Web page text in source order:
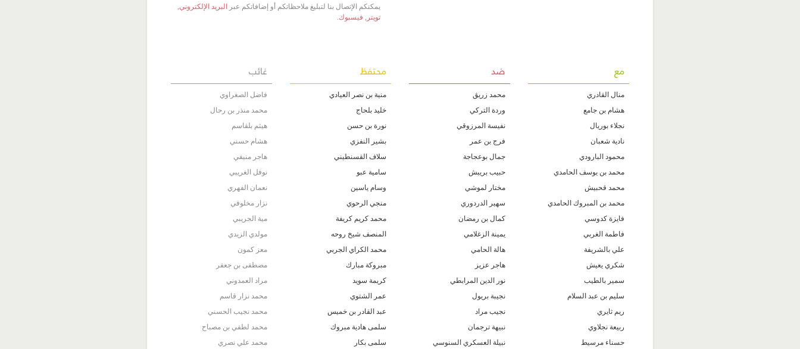
يمكنكم الإتصال بنا لتبليغ ملاحظاتكم أو إضافاتكم عبر البريد الإلكتروني,
تويتر , فيسبوك.
مع
منال القادري
هشام بن جامع
نجلاء بوريال
نادية شعبان
محمود البارودي
محمد بن يوسف الحامدي
محمد قحبيش
محمد بن المبروك الحامدي
فايزة كدوسي
فاطمة الغربي
علي بالشريفة
شكري يعيش
سمير بالطيب
سليم بن عبد السلام
ريم ثايري
ربيعة نجلاوي
حسناء مرسيط
ضد
محمد زريڨ
وردة التركي
نفيسة المرزوقي
فرج بن عمر
جمال بوعجاجة
حبيب بريبش
مختار لموشي
سهير الدردوري
كمال بن رمضان
يمينة الزغلامي
هالة الحامي
هاجر عزيز
نور الدين المرابطي
نجيبة بريول
نجيب مراد
نبيهة ترجمان
نبيلة العسكري السنوسي
محتفظ
منية بن نصر العيادي
خليد بلحاج
نورة بن حسن
بشير النفزي
سلاف القسنطيني
سامية عبو
وسام ياسين
منجي الرحوي
محمد كريم كريفة
المنصف شيخ روحه
محمد الكراي الجربي
مبروكة مبارك
كريمة سويد
عمر الشتوي
عبد القادر بن خميس
سلمى هادية مبروك
سلمى بكار
غائب
فاضل الصغراوي
محمد منذر بن رحال
هيثم بلقاسم
هشام حسني
هاجر منيفي
نوفل الغريبي
نعمان الفهري
نزار مخلوفي
مية الجريبي
مولدي الزيدي
معز كمون
مصطفى بن جعفر
مراد العمدوني
محمد نزار قاسم
محمد نجيب الحسني
محمد لطفي بن مصباح
محمد علي نصري